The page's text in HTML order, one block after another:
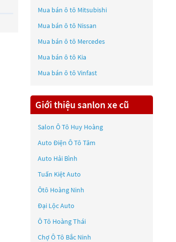
Mua bán ô tô Mitsubishi
Mua bán ô tô Nissan
Mua bán ô tô Mercedes
Mua bán ô tô Kia
Mua bán ô tô Vinfast
Giới thiệu sanlon xe cũ
Salon Ô Tô Huy Hoàng
Auto Điện Ô Tô Tâm
Auto Hải Bình
Tuấn Kiệt Auto
Ôtô Hoàng Ninh
Đại Lộc Auto
Ô Tô Hoàng Thái
Chợ Ô Tô Bắc Ninh